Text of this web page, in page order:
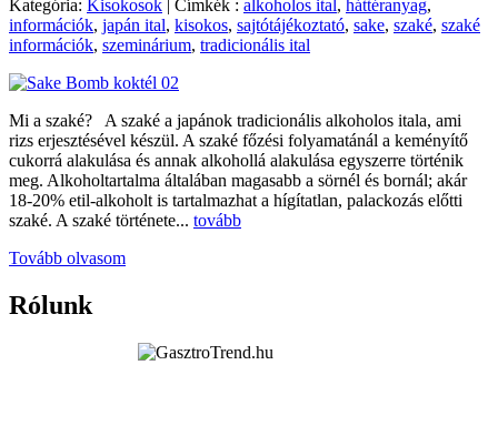
Kategória: Kisokosok | Címkék : alkoholos ital, háttéranyag,
információk, japán ital, kisokos, sajtótájékoztató, sake, szaké, szaké
információk, szeminárium, tradicionális ital
Mi a szaké? A szaké a japánok tradicionális alkoholos itala, ami
rizs erjesztésével készül. A szaké főzési folyamatánál a keményítő
cukorrá alakulása és annak alkohollá alakulása egyszerre történik
meg. Alkoholtartalma általában magasabb a sörnél és bornál; akár
18-20% etil-alkoholt is tartalmazhat a hígítatlan, palackozás előtti
szaké. A szaké története... tovább
Tovább olvasom
Rólunk